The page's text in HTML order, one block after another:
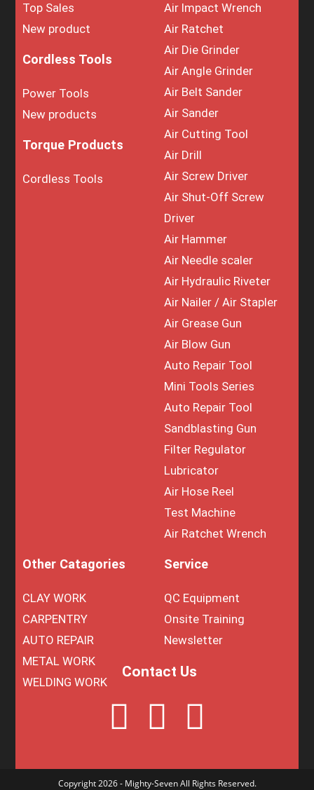
Top Sales
New product
Cordless Tools
Power Tools
New products
Torque Products
Cordless Tools
Air Impact Wrench
Air Ratchet
Air Die Grinder
Air Angle Grinder
Air Belt Sander
Air Sander
Air Cutting Tool
Air Drill
Air Screw Driver
Air Shut-Off Screw
Driver
Air Hammer
Air Needle scaler
Air Hydraulic Riveter
Air Nailer / Air Stapler
Air Grease Gun
Air Blow Gun
Auto Repair Tool
Mini Tools Series
Auto Repair Tool
Sandblasting Gun
Filter Regulator
Lubricator
Air Hose Reel
Test Machine
Air Ratchet Wrench
Other Catagories
CLAY WORK
CARPENTRY
AUTO REPAIR
METAL WORK
WELDING WORK
Service
QC Equipment
Onsite Training
Newsletter
Contact Us
Copyright 2026 - Mighty-Seven All Rights Reserved.